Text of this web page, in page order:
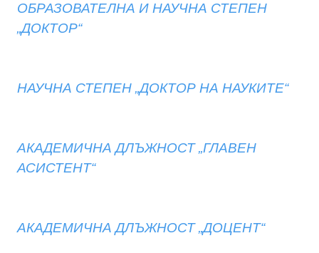
ОБРАЗОВАТЕЛНА И НАУЧНА СТЕПЕН
„ДОКТОР“
НАУЧНА СТЕПЕН „ДОКТОР НА НАУКИТЕ“
АКАДЕМИЧНА ДЛЪЖНОСТ „ГЛАВЕН
АСИСТЕНТ“
АКАДЕМИЧНА ДЛЪЖНОСТ „ДОЦЕНТ“